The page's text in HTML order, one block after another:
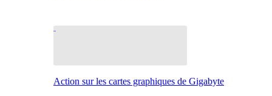
Action sur les cartes graphiques de Gigabyte